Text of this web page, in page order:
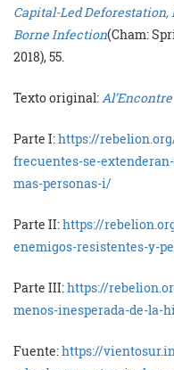
Capital-Led
Borne Infection(Cham:
2018), 55.
Texto original:Al’Encontre
Parte I:https://
frecuentes-se-
mas-personas-i/
Parte II:https://
enemigos-resistentes-y-
Parte III:https://
menos-inesperada-de-
Fuente:https://